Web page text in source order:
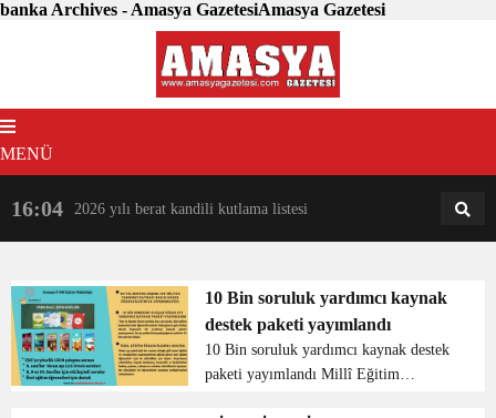
banka Archives - Amasya GazetesiAmasya Gazetesi
MENÜ
16:04 2026 yılı berat kandili kutlama listesi 18:31
10 Bin soruluk yardımcı kaynak
destek paketi yayımlandı
10 Bin soruluk yardımcı kaynak destek
paketi yayımlandı Millî Eğitim